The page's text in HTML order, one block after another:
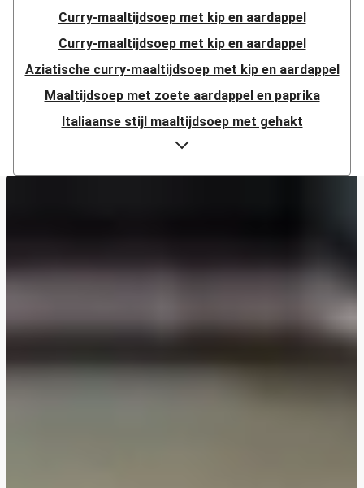
Curry-maaltijdsoep met kip en aardappel
Curry-maaltijdsoep met kip en aardappel
Aziatische curry-maaltijdsoep met kip en aardappel
Maaltijdsoep met zoete aardappel en paprika
Italiaanse stijl maaltijdsoep met gehakt
Maaltijdsoep met zoete aardappel en tomaat
Maaltijdsoep met zoete aardappel en paprika
Maaltijdsoep met zoete aardappel en paprika